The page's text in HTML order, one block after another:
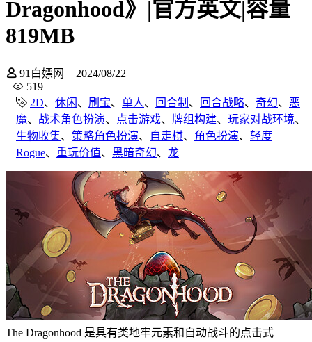
Dragonhood》|官方英文|容量
819MB
91白嫖网 | 2024/08/22
519
2D、 休闲 、 刷宝、 单人、 回合制 、 回合战略、 奇幻、 恶
魔、 战术角色扮演、 点击游戏、 牌组构建、 玩家对战环境、
生物收集、 策略角色扮演、 自走棋、 角色扮演、 轻度
Rogue、 重玩价值、 黑暗奇幻、 龙
The Dragonhood 是具有类地牢元素和自动战斗的点击式